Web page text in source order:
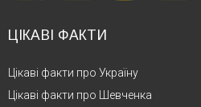
ЦІКАВІ ФАКТИ
Цікаві факти про Україну
Цікаві факти про Шевченка